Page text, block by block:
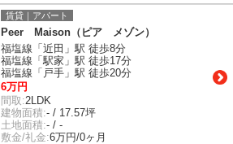
賃貸｜アパート
Peer Maison（ピア メゾン）
福塩線「近田」駅 徒歩8分
福塩線「駅家」駅 徒歩17分
福塩線「戸手」駅 徒歩20分
6万円
間取:2LDK
建物面積:- / 17.57坪
土地面積:- / -
敷金/礼金:6万円/0ヶ月